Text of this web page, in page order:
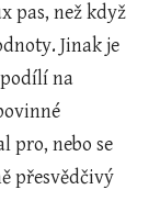
pas, než když
Jinak je
na
pro, nebo se
přesvědčivý